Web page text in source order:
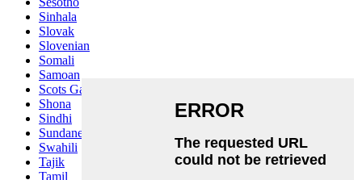
Sinhala
Slovak
Slovenian
Somali
Samoan
Scots Gaelic
Shona
Sindhi
Sundanese
Swahili
Tajik
Tamil